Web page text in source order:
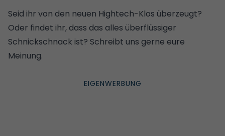
Seid ihr von den neuen Hightech-Klos überzeugt?
Oder findet ihr, dass das alles überflüssiger
Schnickschnack ist? Schreibt uns gerne eure
Meinung.